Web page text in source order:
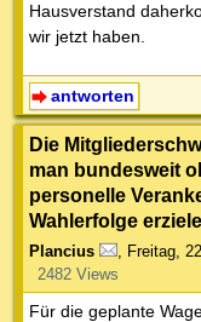
Hausverstand
wir jetzt haben.
antworten
Die
man bundesweit
personelle
Wahlerfolge
Plancius Freitag,
2482 Views
Für die geplante